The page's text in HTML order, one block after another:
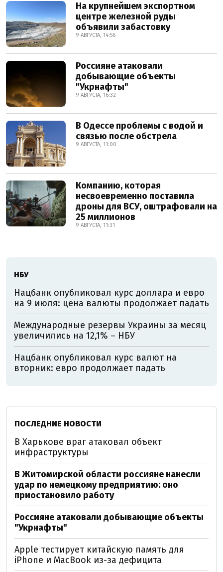
На крупнейшем экспортном
центре железной руды
объявили забастовку
9 АВГУСТА, 14:56
Россияне атаковали
добывающие объекты
"Укрнафты"
9 АВГУСТА, 16:32
В Одессе проблемы с водой и
связью после обстрела
9 АВГУСТА, 11:00
Компанию, которая
несвоевременно поставила
дроны для ВСУ, оштрафовали на
25 миллионов
9 АВГУСТА, 11:31
НБУ
Нацбанк опубликовал курс доллара и евро
на 9 июля: цена валюты продолжает падать
Международные резервы Украины за месяц
увеличились на 12,1% – НБУ
Нацбанк опубликовал курс валют на
вторник: евро продолжает падать
ПОСЛЕДНИЕ НОВОСТИ
В Харькове враг атаковал объект
инфраструктуры
В Житомирской области россияне нанесли
удар по немецкому предприятию: оно
приостановило работу
Россияне атаковали добывающие объекты
"Укрнафты"
Apple тестирует китайскую память для
iPhone и MacBook из-за дефицита